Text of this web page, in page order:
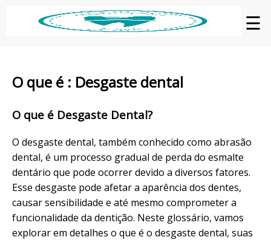
☰
O que é : Desgaste dental
O que é Desgaste Dental?
O desgaste dental, também conhecido como abrasão
dental, é um processo gradual de perda do esmalte
dentário que pode ocorrer devido a diversos fatores.
Esse desgaste pode afetar a aparência dos dentes,
causar sensibilidade e até mesmo comprometer a
funcionalidade da dentição. Neste glossário, vamos
explorar em detalhes o que é o desgaste dental, suas